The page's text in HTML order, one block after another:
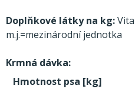
Doplňkové látky na kg:
m.j.=mezinárodní jednotka
Krmná dávka:
Hmotnost psa [kg]